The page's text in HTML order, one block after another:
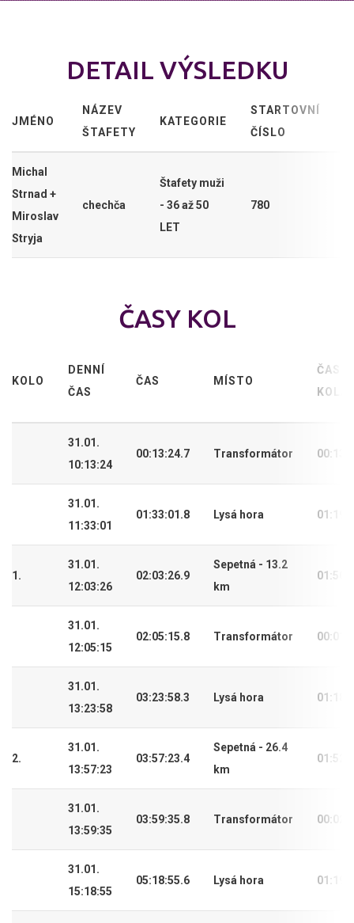
DETAIL VÝSLEDKU
JMÉNO
NÁZEV
ŠTAFETY
KATEGORIE
STARTOVNÍ
ČÍSLO
Michal
Strnad +
Miroslav
Stryja
chechča
Štafety muži
- 36 až 50
LET
780
ČASY KOL
KOLO
DENNÍ
ČAS
ČAS MÍSTO
ČAS
KOLA
31.01.
10:13:24
00:13:24.7 Transformátor
31.01.
11:33:01
01:33:01.8 Lysá hora
1.
31.01.
12:03:26
02:03:26.9
Sepetná - 13.2
km
31.01.
12:05:15
02:05:15.8 Transformátor
31.01.
13:23:58
03:23:58.3 Lysá hora
2.
31.01.
13:57:23
03:57:23.4
Sepetná - 26.4
km
31.01.
13:59:35
03:59:35.8 Transformátor
31.01.
15:18:55
05:18:55.6 Lysá hora